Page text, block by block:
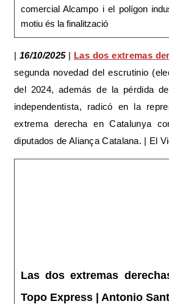
comercial Alcampo i el polígon
motiu és la finalització
|16/10/2025| Las dos extremas
segunda novedad del escrutinio
del 2024, además de la pérdida
independentista, radicó en la
extrema derecha en Catalunya
diputados de Aliança Catalana. | El
Las dos extremas
Topo Express | Antonio